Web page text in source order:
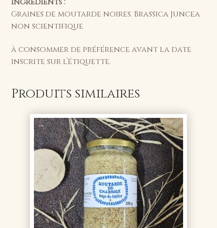
Graines de moutarde noires. Brassica Juncea
non scientifique
à consommer de préférence avant la date
inscrite sur l’étiquette.
Produits similaires